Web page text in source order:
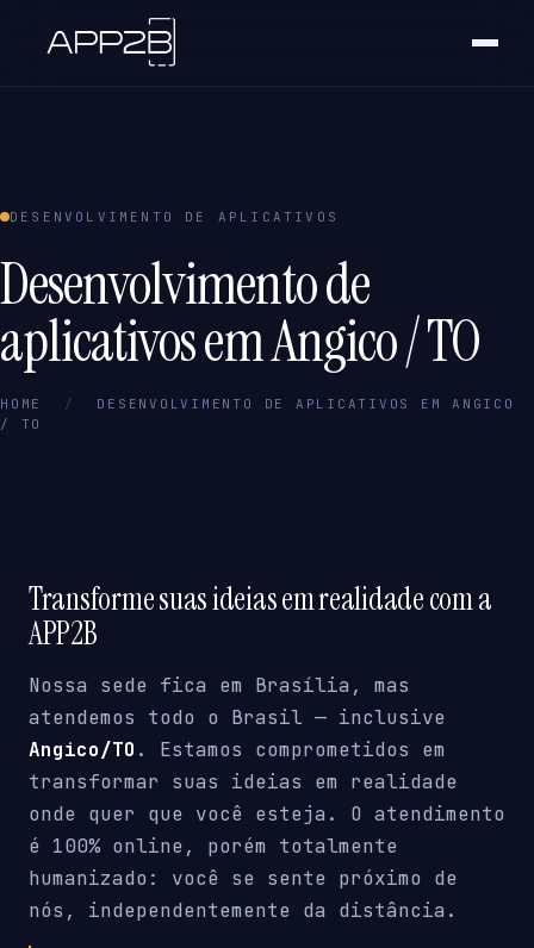
DESENVOLVIMENTO DE APLICATIVOS
Desenvolvimento de
aplicativos em Angico / TO
HOME /
DESENVOLVIMENTO DE APLICATIVOS EM ANGICO
/ TO
Transforme suas ideias em realidade com a
APP2B
Nossa sede fica em Brasília, mas
atendemos todo o Brasil — inclusive
Angico/TO . Estamos comprometidos em
transformar suas ideias em realidade
onde quer que você esteja. O atendimento
é 100% online, porém totalmente
humanizado: você se sente próximo de
nós, independentemente da distância.